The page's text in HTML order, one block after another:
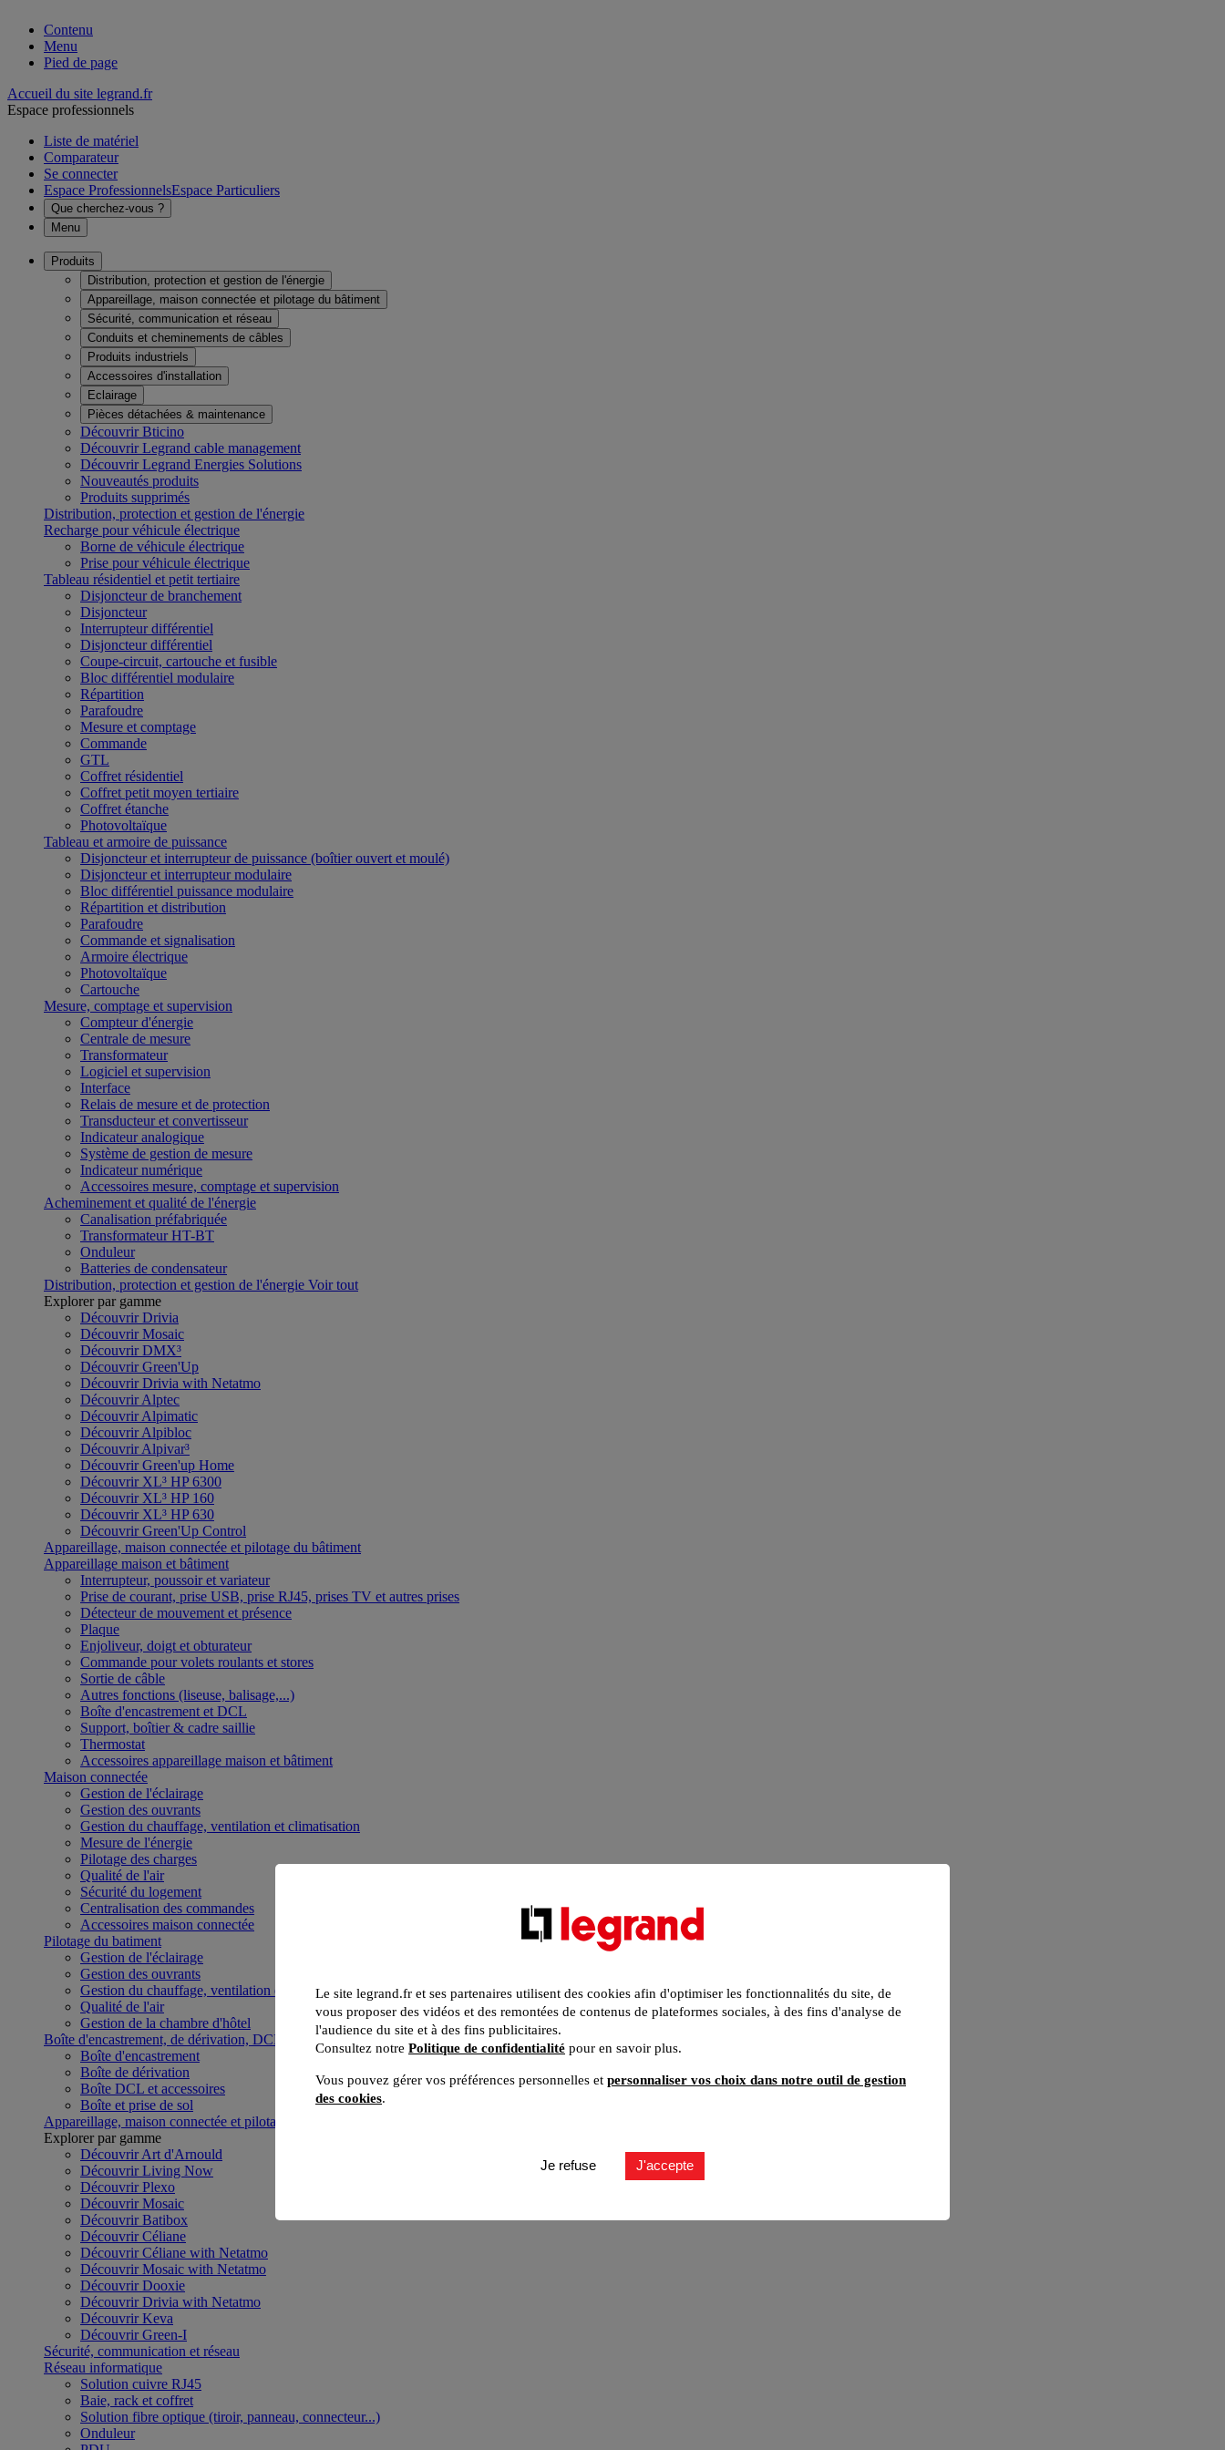
Contenu
Menu
Pied de page
Accueil du site legrand.fr
Espace professionnels
Liste de matériel
Comparateur
Se connecter
Espace ProfessionnelsEspace Particuliers
Que cherchez-vous ?
Menu
Produits
Distribution, protection et gestion de l'énergie
Appareillage, maison connectée et pilotage du bâtiment
Sécurité, communication et réseau
Conduits et cheminements de câbles
Produits industriels
Accessoires d'installation
Eclairage
Pièces détachées & maintenance
Découvrir Bticino
Découvrir Legrand cable management
Découvrir Legrand Energies Solutions
Nouveautés produits
Produits supprimés
Distribution, protection et gestion de l'énergie
Recharge pour véhicule électrique
Borne de véhicule électrique
Prise pour véhicule électrique
Tableau résidentiel et petit tertiaire
Disjoncteur de branchement
Disjoncteur
Interrupteur différentiel
Disjoncteur différentiel
Coupe-circuit, cartouche et fusible
Bloc différentiel modulaire
Répartition
Parafoudre
Mesure et comptage
Commande
GTL
Coffret résidentiel
Coffret petit moyen tertiaire
Coffret étanche
Photovoltaïque
Tableau et armoire de puissance
Disjoncteur et interrupteur de puissance (boîtier ouvert et moulé)
Disjoncteur et interrupteur modulaire
Bloc différentiel puissance modulaire
Répartition et distribution
Parafoudre
Commande et signalisation
Armoire électrique
Photovoltaïque
Cartouche
Mesure, comptage et supervision
Compteur d'énergie
Centrale de mesure
Transformateur
Logiciel et supervision
Interface
Relais de mesure et de protection
Transducteur et convertisseur
Indicateur analogique
Système de gestion de mesure
Indicateur numérique
Accessoires mesure, comptage et supervision
Acheminement et qualité de l'énergie
Canalisation préfabriquée
Transformateur HT-BT
Onduleur
Batteries de condensateur
Distribution, protection et gestion de l'énergie Voir tout
Explorer par gamme
Découvrir Drivia
Découvrir Mosaic
Découvrir DMX³
Découvrir Green'Up
Découvrir Drivia with Netatmo
Découvrir Alptec
Découvrir Alpimatic
Découvrir Alpibloc
Découvrir Alpivar³
Découvrir Green'up Home
Découvrir XL³ HP 6300
Découvrir XL³ HP 160
Découvrir XL³ HP 630
Découvrir Green'Up Control
Appareillage, maison connectée et pilotage du bâtiment
Appareillage maison et bâtiment
Interrupteur, poussoir et variateur
Prise de courant, prise USB, prise RJ45, prises TV et autres prises
Détecteur de mouvement et présence
Plaque
Enjoliveur, doigt et obturateur
Commande pour volets roulants et stores
Sortie de câble
Autres fonctions (liseuse, balisage,...)
Boîte d'encastrement et DCL
Support, boîtier & cadre saillie
Thermostat
Accessoires appareillage maison et bâtiment
Maison connectée
Gestion de l'éclairage
Gestion des ouvrants
Gestion du chauffage, ventilation et climatisation
Mesure de l'énergie
Pilotage des charges
Qualité de l'air
Sécurité du logement
Centralisation des commandes
Accessoires maison connectée
Pilotage du batiment
Gestion de l'éclairage
Gestion des ouvrants
Gestion du chauffage, ventilation et climatisation
Qualité de l'air
Gestion de la chambre d'hôtel
Boîte d'encastrement, de dérivation, DCL et boîte de sol
Boîte d'encastrement
Boîte de dérivation
Boîte DCL et accessoires
Boîte et prise de sol
Appareillage, maison connectée et pilotage du bâtiment
Explorer par gamme
Découvrir Art d'Arnould
Découvrir Living Now
Découvrir Plexo
Découvrir Mosaic
Découvrir Batibox
Découvrir Céliane
Découvrir Céliane with Netatmo
Découvrir Mosaic with Netatmo
Découvrir Dooxie
Découvrir Drivia with Netatmo
Découvrir Keva
Découvrir Green-I
Sécurité, communication et réseau
Réseau informatique
Solution cuivre RJ45
Baie, rack et coffret
Solution fibre optique (tiroir, panneau, connecteur...)
Onduleur
Le site legrand.fr et ses partenaires utilisent des cookies afin d'optimiser les fonctionnalités du site, de
vous proposer des vidéos et des remontées de contenus de plateformes sociales, à des fins d'analyse de
l'audience du site et à des fins publicitaires.
Consultez notre Politique de confidentialité pour en savoir plus.
Vous pouvez gérer vos préférences personnelles et personnaliser vos choix dans notre outil de gestion
des cookies.
Je refuse J'accepte